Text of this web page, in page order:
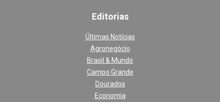
Editorias
Últimas Notícias
Agronegócio
Brasil & Mundo
Campo Grande
Dourados
Economia